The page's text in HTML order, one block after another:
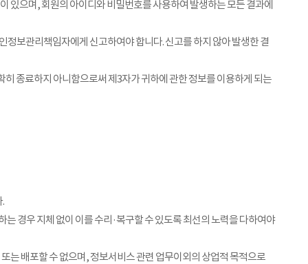
있으며, 회원의 아이디와 비밀번호를 사용하여 발생하는 모든 결과에
보관리책임자에게 신고하여야 합니다. 신고를 하지 않아 발생한 결
종료하지 아니함으로써 제3자가 귀하에 관한 정보를 이용하게 되는
경우 지체 없이 이를 수리·복구할 수 있도록 최선의 노력을 다하여야
는 배포할 수 없으며, 정보서비스 관련 업무이외의 상업적 목적으로